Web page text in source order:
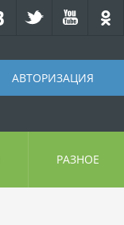
АВТОРИЗАЦИЯ
РАЗНОЕ